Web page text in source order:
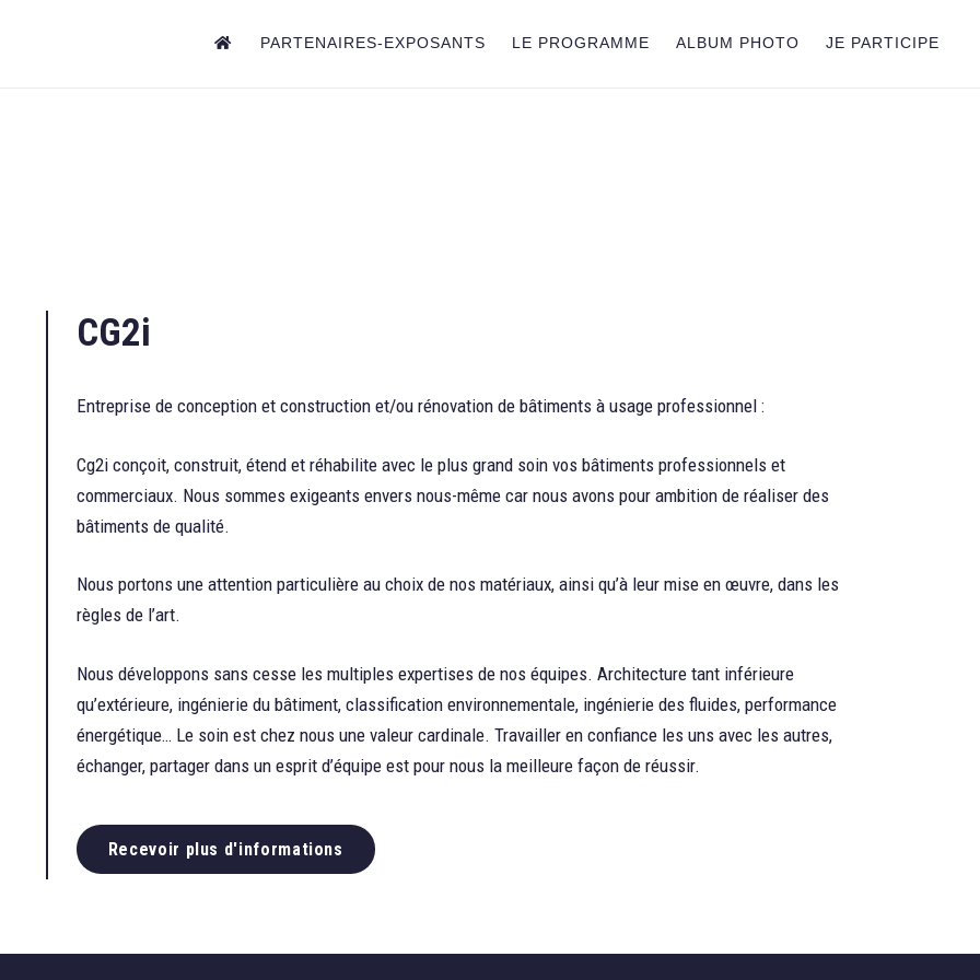
PARTENAIRES-EXPOSANTS LE PROGRAMME ALBUM PHOTO JE PARTICIPE
CG2i
Entreprise de conception et construction et/ou rénovation de bâtiments à usage professionnel :
Cg2i conçoit, construit, étend et réhabilite avec le plus grand soin vos bâtiments professionnels et
commerciaux. Nous sommes exigeants envers nous-même car nous avons pour ambition de réaliser des
bâtiments de qualité.
Nous portons une attention particulière au choix de nos matériaux, ainsi qu’à leur mise en œuvre, dans les
règles de l’art.
Nous développons sans cesse les multiples expertises de nos équipes. Architecture tant inférieure
qu’extérieure, ingénierie du bâtiment, classification environnementale, ingénierie des fluides, performance
énergétique… Le soin est chez nous une valeur cardinale. Travailler en confiance les uns avec les autres,
échanger, partager dans un esprit d’équipe est pour nous la meilleure façon de réussir.
Recevoir plus d'informations